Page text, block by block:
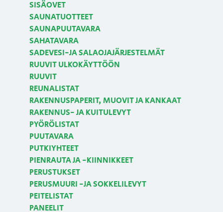
SISÄOVET
SAUNATUOTTEET
SAUNAPUUTAVARA
SAHATAVARA
SADEVESI-JA SALAOJAJÄRJESTELMÄT
RUUVIT ULKOKÄYTTÖÖN
RUUVIT
REUNALISTAT
RAKENNUSPAPERIT, MUOVIT JA KANKAAT
RAKENNUS- JA KUITULEVYT
PYÖRÖLISTAT
PUUTAVARA
PUTKIYHTEET
PIENRAUTA JA -KIINNIKKEET
PERUSTUKSET
PERUSMUURI -JA SOKKELILEVYT
PEITELISTAT
PANEELIT